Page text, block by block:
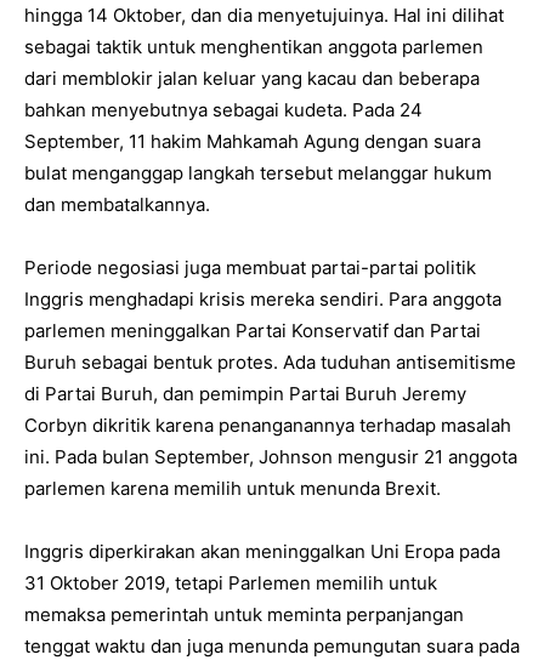
hingga 14 Oktober, dan dia menyetujuinya. Hal ini dilihat
sebagai taktik untuk menghentikan anggota parlemen
dari memblokir jalan keluar yang kacau dan beberapa
bahkan menyebutnya sebagai kudeta. Pada 24
September, 11 hakim Mahkamah Agung dengan suara
bulat menganggap langkah tersebut melanggar hukum
dan membatalkannya.
Periode negosiasi juga membuat partai-partai politik
Inggris menghadapi krisis mereka sendiri. Para anggota
parlemen meninggalkan Partai Konservatif dan Partai
Buruh sebagai bentuk protes. Ada tuduhan antisemitisme
di Partai Buruh, dan pemimpin Partai Buruh Jeremy
Corbyn dikritik karena penanganannya terhadap masalah
ini. Pada bulan September, Johnson mengusir 21 anggota
parlemen karena memilih untuk menunda Brexit.
Inggris diperkirakan akan meninggalkan Uni Eropa pada
31 Oktober 2019, tetapi Parlemen memilih untuk
memaksa pemerintah untuk meminta perpanjangan
tenggat waktu dan juga menunda pemungutan suara pada